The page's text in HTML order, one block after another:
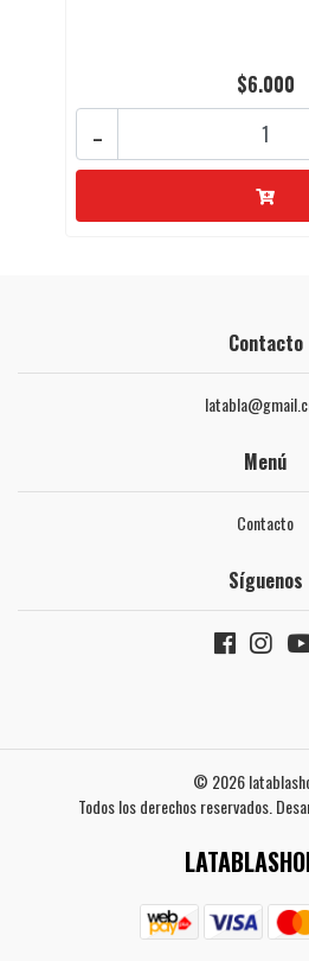
$6.000
-
Contacto
Menú
Contacto
Síguenos
© 2026
Todos los derechos reservados.